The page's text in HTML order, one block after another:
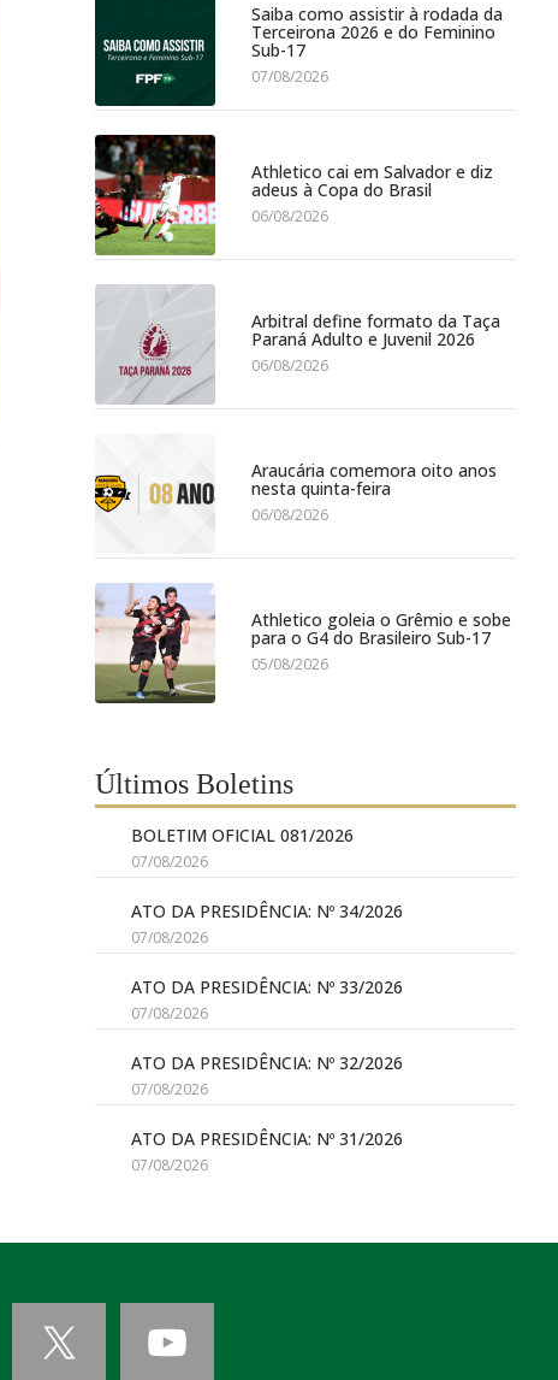
Saiba como assistir à rodada da
Terceirona 2026 e do Feminino
Sub-17
07/08/2026
Athletico cai em Salvador e diz
adeus à Copa do Brasil
06/08/2026
Arbitral define formato da Taça
Paraná Adulto e Juvenil 2026
06/08/2026
Araucária comemora oito anos
nesta quinta-feira
06/08/2026
Athletico goleia o Grêmio e sobe
para o G4 do Brasileiro Sub-17
05/08/2026
Últimos Boletins
BOLETIM OFICIAL 081/2026
07/08/2026
ATO DA PRESIDÊNCIA: Nº 34/2026
07/08/2026
ATO DA PRESIDÊNCIA: Nº 33/2026
07/08/2026
ATO DA PRESIDÊNCIA: Nº 32/2026
07/08/2026
ATO DA PRESIDÊNCIA: Nº 31/2026
07/08/2026